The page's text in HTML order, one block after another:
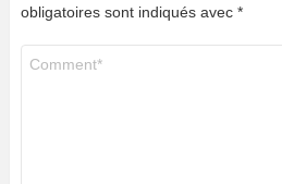
obligatoires sont indiqués avec *